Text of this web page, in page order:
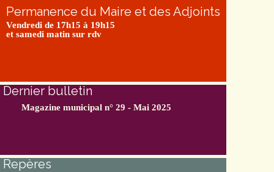
Permanence du Maire et des Adjoints
Vendredi de 17h15 à 19h15
et samedi matin sur rdv
Dernier bulletin
Magazine municipal n° 29 - Mai 2025
Repères